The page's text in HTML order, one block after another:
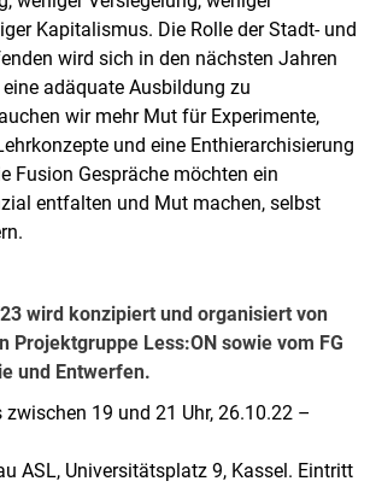
Kapitalismus. Die Rolle der Stadt- und
wird sich in den nächsten Jahren
adäquate Ausbildung zu
wir mehr Mut für Experimente,
und eine Enthierarchisierung
Fusion Gespräche möchten ein
entfalten und Mut machen, selbst
wird konzipiert und organisiert von
Projektgruppe Less:ON sowie vom FG
und Entwerfen.
19 und 21 Uhr, 26.10.22 –
ASL, Universitätsplatz 9, Kassel. Eintritt